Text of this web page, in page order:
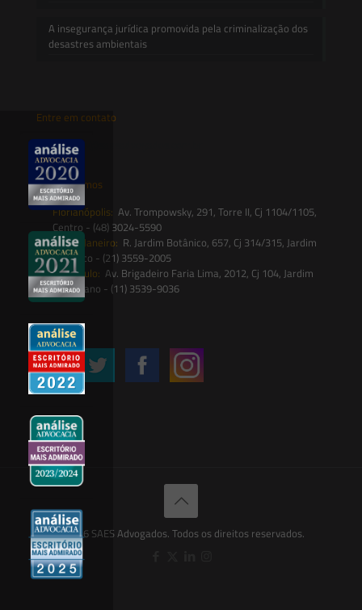
A insegurança jurídica promovida pela criminalização dos
desastres ambientais
Entre em contato
contato@saesadvogados.com.br
Onde estamos
Florianópolis: Av. Trompowsky, 291, Torre II, Cj 1104/1105,
Centro - (48) 3024-5590
Rio de Janeiro: R. Jardim Botânico, 657, Cj 314/315, Jardim
Botânico - (21) 3559-2005
São Paulo: Av. Brigadeiro Faria Lima, 2012, Cj 104, Jardim
Paulistano - (11) 3539-9036
Siga-nos
© 2026 SAES Advogados. Todos os direitos reservados.